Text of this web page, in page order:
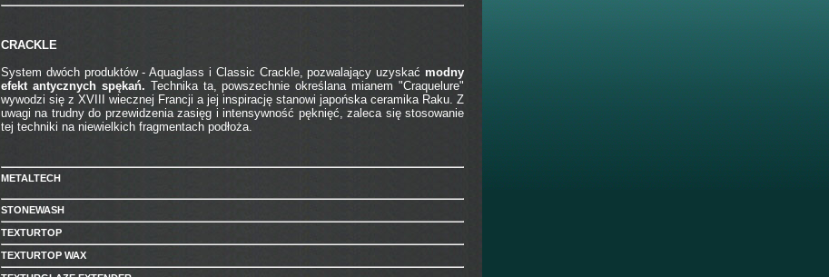
CRACKLE
System dwóch produktów - Aquaglass i Classic Crackle, pozwalający uzyskać modny
efekt antycznych spękań. Technika ta, powszechnie określana mianem "Craquelure"
wywodzi się z XVIII wiecznej Francji a jej inspirację stanowi japońska ceramika Raku. Z
uwagi na trudny do przewidzenia zasięg i intensywność pęknięć, zaleca się stosowanie
tej techniki na niewielkich fragmentach podłoża.
METALTECH
STONEWASH
TEXTURTOP
TEXTURTOP WAX